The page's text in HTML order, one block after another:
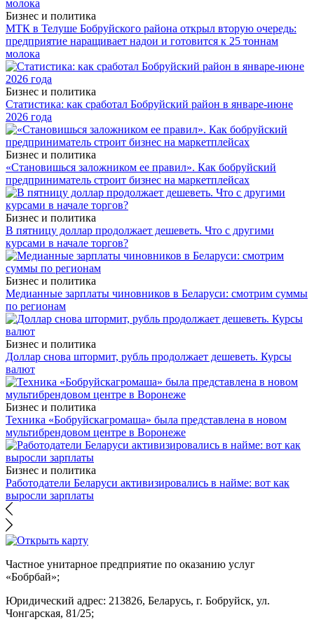
Бизнес и политика
МТК в Телуше Бобруйского района открыл вторую очередь:
предприятие наращивает надои и готовится к 25 тоннам
молока
Бизнес и политика
Статистика: как сработал Бобруйский район в январе-июне
2026 года
Бизнес и политика
«Становишься заложником ее правил». Как бобруйский
предприниматель строит бизнес на маркетплейсах
Бизнес и политика
В пятницу доллар продолжает дешеветь. Что с другими
курсами в начале торгов?
Бизнес и политика
Медианные зарплаты чиновников в Беларуси: смотрим суммы
по регионам
Бизнес и политика
Доллар снова штормит, рубль продолжает дешеветь. Курсы
валют
Бизнес и политика
Техника «Бобруйскагромаша» была представлена в новом
мультибрендовом центре в Воронеже
Бизнес и политика
Работодатели Беларуси активизировались в найме: вот как
выросли зарплаты
Частное унитарное предприятие по оказанию услуг
«Бобрбай»;
Юридический адрес: 213826, Беларусь, г. Бобруйск, ул.
Чонгарская, 81/25;